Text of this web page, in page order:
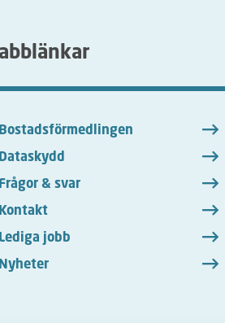
Bostadsförmedlingen
Dataskydd
Frågor & svar
Kontakt
Lediga jobb
Nyheter